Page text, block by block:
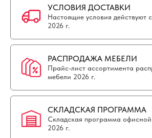
УСЛОВИЯ ДОСТАВКИ
Настоящие условия действуют
2026 г.
РАСПРОДАЖА МЕБЕЛИ
Прайс-лист ассортимента
мебели 2026 г.
СКЛАДСКАЯ ПРОГРАММА
Складская программа
2026 г.